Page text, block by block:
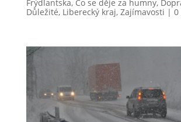
Frýdlantska, Co se děje za humny,
Důležité, Liberecký kraj, Zajímavosti | 0